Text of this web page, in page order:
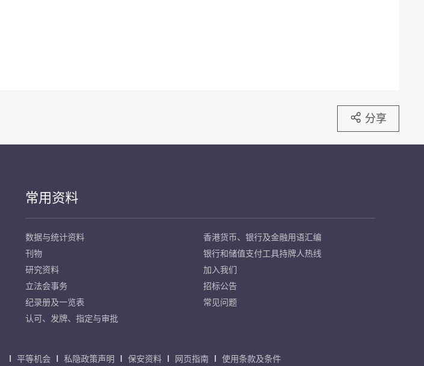
分享
常用资料
数据与统计资料
刊物
研究资料
立法会事务
纪录册及一览表
认可、发牌、指定与审批
香港货币、银行及金融用语汇编
银行和储值支付工具持牌人热线
加入我们
招标公告
常见问题
平等机会 私隐政策声明 保安资料 网页指南 使用条款及条件